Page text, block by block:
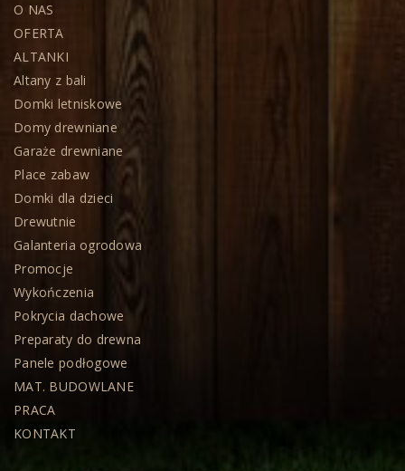
O NAS
OFERTA
ALTANKI
Altany z bali
Domki letniskowe
Domy drewniane
Garaże drewniane
Place zabaw
Domki dla dzieci
Drewutnie
Galanteria ogrodowa
Promocje
Wykończenia
Pokrycia dachowe
Preparaty do drewna
Panele podłogowe
MAT. BUDOWLANE
PRACA
KONTAKT